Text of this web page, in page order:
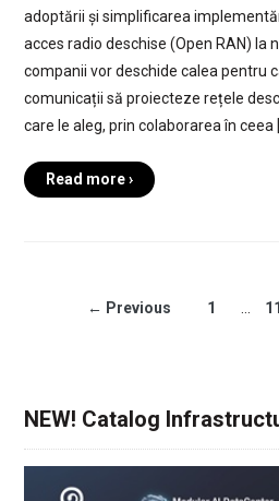
adoptării și simplificarea
acces radio deschise (Open RAN) la
companii vor deschide calea pentru
comunicații să proiecteze rețele
care le aleg, prin colaborarea în ceea
Read more ›
← Previous 1 … 11
NEW! Catalog